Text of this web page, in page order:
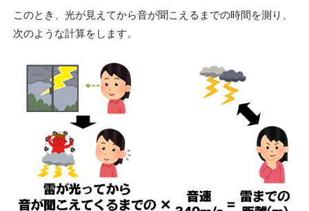
このとき、光が見えてから音が聞こえるまでの時間を測り、
次のような計算をします。